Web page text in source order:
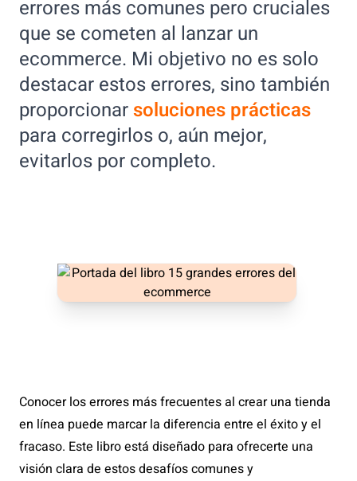
errores más comunes pero cruciales
que se cometen al lanzar un
ecommerce. Mi objetivo no es solo
destacar estos errores, sino también
proporcionarsoluciones prácticas
para corregirlos o, aún mejor,
evitarlos por completo.
Conocer los errores más frecuentes al crear una tienda
en línea puede marcar la diferencia entre el éxito y el
fracaso. Este libro está diseñado para ofrecerte una
visión clara de estos desafíos comunes y